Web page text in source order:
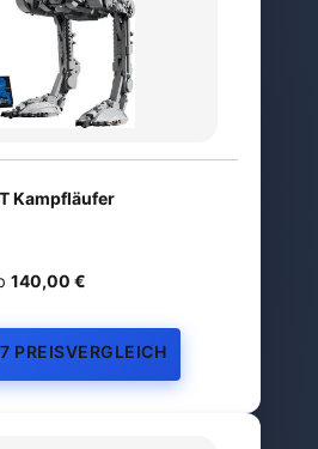
Kampfläufer
140,00 €
PREISVERGLEICH